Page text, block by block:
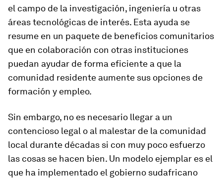
el campo de la investigación, ingeniería u otras
áreas tecnológicas de interés. Esta ayuda se
resume en un paquete de beneficios comunitarios
que en colaboración con otras instituciones
puedan ayudar de forma eficiente a que la
comunidad residente aumente sus opciones de
formación y empleo.
Sin embargo, no es necesario llegar a un
contencioso legal o al malestar de la comunidad
local durante décadas si con muy poco esfuerzo
las cosas se hacen bien. Un modelo ejemplar es el
que ha implementado el gobierno sudafricano